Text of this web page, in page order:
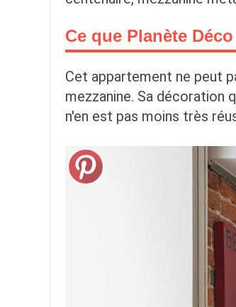
Ce que Planète
Cet appartement ne peut
mezzanine. Sa décoration
n'en est pas moins très